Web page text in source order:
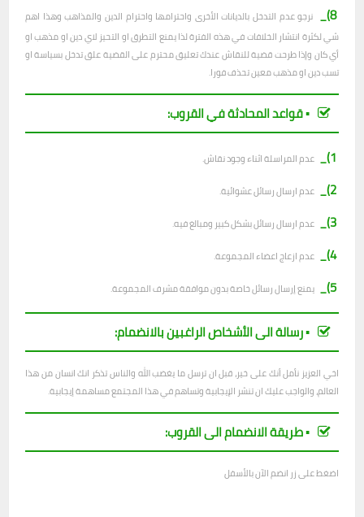
8)_
نرجو عدم التدخل بالديانات الأخرى واحترامها واحترام الدين والمذاهب وهذا اهم
شي لكثرة انتشار الخلافات في هذه الفترة لذا يمنع التطرق او التحيز لاي دين او مذهب او
أي كان وإذا طرحت قضية للنقاش عندك تعليق محترم على القضية علق تدخل بسياسة او
تسب دين او مذهب معين تحذف فورا.
▪︎ قواعد المحادثة في القروب:
1)_
عدم المراسلة اثناء وجود نقاش.
2)_ عدم ارسال رسائل عشوائية.
3)_ عدم ارسال رسائل بشكل كبير ومبالغ فيه.
4)_ عدم ازعاج اعضاء المجموعة.
5)_ يمنع إرسال رسائل خاصة بدون موافقة مشرف المجموعة.
▪︎ رسالة الى الأشخاص الراغبين بالانضمام:
اخي العزيز نأمل أنك على خير، قبل ان ترسل ما يغضب الله والناس تذكر انك انسان من هذا
العالم، والواجب عليك ان تنشر الإيجابية وتساهم في هذا المجتمع مساهمة إيجابية.
▪︎ طريقة الانضمام الى القروب:
اضغط على زر انضم الآن بالأسفل